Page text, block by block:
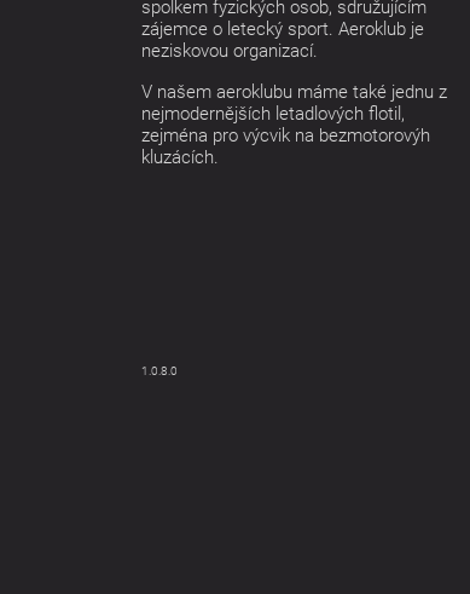
spolkem fyzických osob, sdružujícím
zájemce o letecký sport. Aeroklub je
neziskovou organizací.
V našem aeroklubu máme také jednu z
nejmodernějších letadlových flotil,
zejména pro výcvik na bezmotorovýh
kluzácích.
1.0.8.0